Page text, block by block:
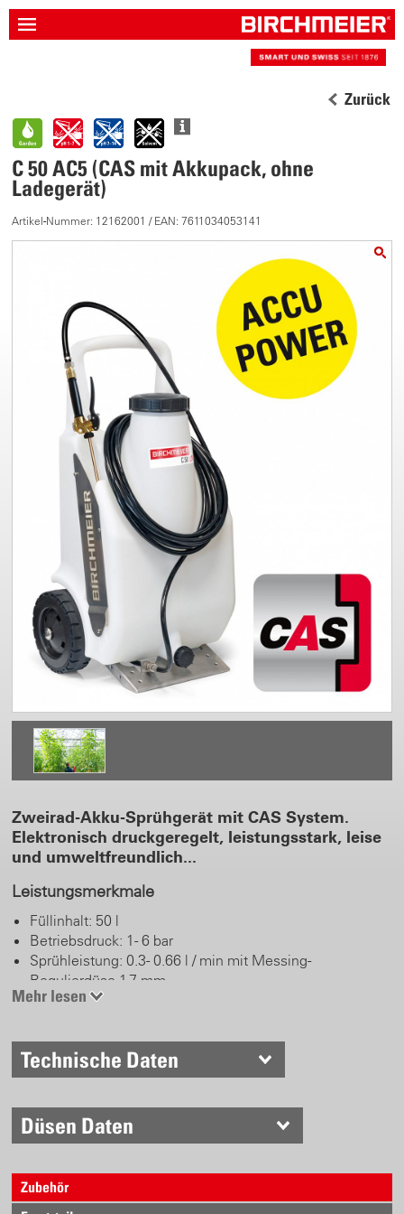
Zurück
C 50 AC5 (CAS mit Akkupack, ohne
Ladegerät)
Artikel-Nummer: 12162001 / EAN: 7611034053141
Zweirad-Akku-Sprühgerät mit CAS System.
Elektronisch druckgeregelt, leistungsstark, leise
und umweltfreundlich...
Leistungsmerkmale
Füllinhalt: 50 l
Betriebsdruck: 1 - 6 bar
Sprühleistung: 0.3 - 0.66 l / min mit Messing-
Regulierdüse 1.7 mm
Akkupack: 18 V CAS LiHD / 8.0 Ah
Ladung (je nach Druck und Zubehör)
Akkupack-Ladezeit mit Schnelladegerät ASC 55 < 160
min
Komfort beim Arbeiten
60 cm Messing-Sprührohr und Regulierdüse 1.7 mm
Robuste Räder
Mehr lesen
Technische Daten
Düsen Daten
Zubehör